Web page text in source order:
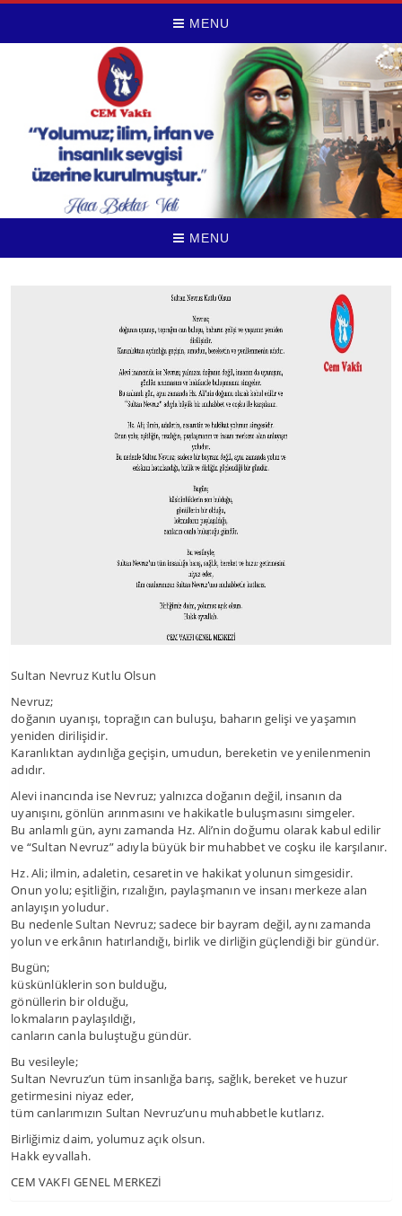
MENU
MENU
Sultan Nevruz Kutlu Olsun
Nevruz;
doğanın uyanışı, toprağın can buluşu, baharın gelişi ve yaşamın
yeniden dirilişidir.
Karanlıktan aydınlığa geçişin, umudun, bereketin ve yenilenmenin
adıdır.
Alevi inancında ise Nevruz; yalnızca doğanın değil, insanın da
uyanışını, gönlün arınmasını ve hakikatle buluşmasını simgeler.
Bu anlamlı gün, aynı zamanda Hz. Ali’nin doğumu olarak kabul edilir
ve “Sultan Nevruz” adıyla büyük bir muhabbet ve coşku ile karşılanır.
Hz. Ali; ilmin, adaletin, cesaretin ve hakikat yolunun simgesidir.
Onun yolu; eşitliğin, rızalığın, paylaşmanın ve insanı merkeze alan
anlayışın yoludur.
Bu nedenle Sultan Nevruz; sadece bir bayram değil, aynı zamanda
yolun ve erkânın hatırlandığı, birlik ve dirliğin güçlendiği bir gündür.
Bugün;
küskünlüklerin son bulduğu,
gönüllerin bir olduğu,
lokmaların paylaşıldığı,
canların canla buluştuğu gündür.
Bu vesileyle;
Sultan Nevruz’un tüm insanlığa barış, sağlık, bereket ve huzur
getirmesini niyaz eder,
tüm canlarımızın Sultan Nevruz’unu muhabbetle kutlarız.
Birliğimiz daim, yolumuz açık olsun.
Hakk eyvallah.
CEM VAKFI GENEL MERKEZİ